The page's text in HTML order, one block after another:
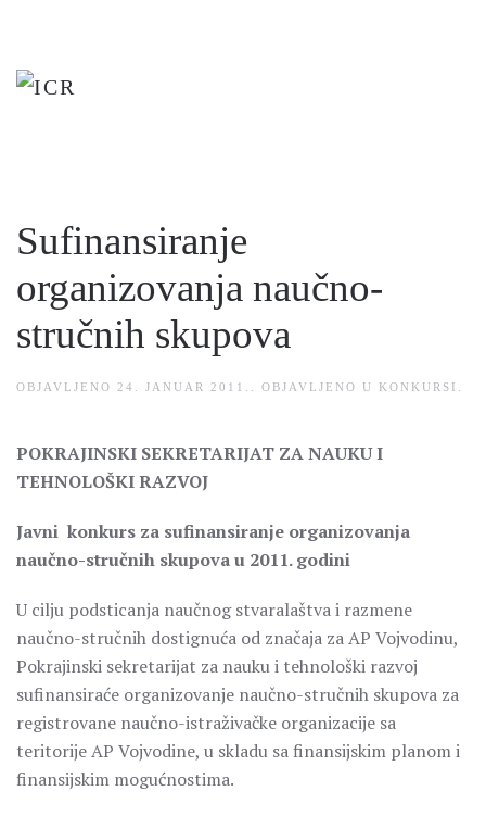
to
Sufinansiranje
organizovanja naučno-
stručnih skupova
OBJAVLJENO 24. JANUAR 2011. . OBJAVLJENO U KONKURSI
POKRAJINSKI SEKRETARIJAT ZA NAUKU I
TEHNOLOŠKI RAZVOJ
Javni konkurs za sufinansiranje organizovanja
naučno-stručnih skupova u 2011. godini
U cilju podsticanja naučnog stvaralaštva i razmene
naučno-stručnih dostignuća od značaja za AP Vojvodinu,
Pokrajinski sekretarijat za nauku i tehnološki razvoj
sufinansiraće organizovanje naučno-stručnih skupova za
registrovane naučno-istraživačke organizacije sa
teritorije AP Vojvodine, u skladu sa finansijskim planom i
finansijskim mogućnostima.